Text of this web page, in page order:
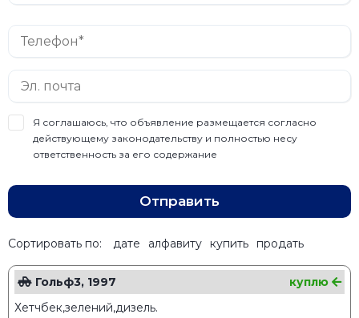
Я соглашаюсь, что объявление размещается согласно
действующему законодательству и полностью несу
ответственность за его содержание
Отправить
Сортировать по: дате алфавиту купить продать
Гольф3, 1997
куплю
Хетчбек,зелений,дизель.